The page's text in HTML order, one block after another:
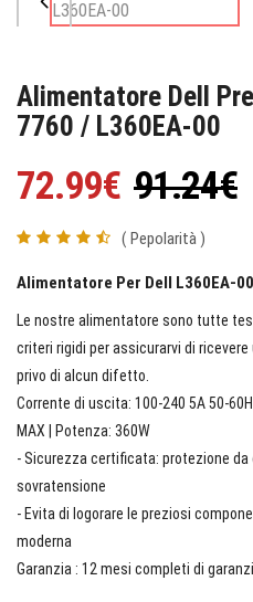
Alimentatore Dell
7760 / L360EA-00
72.99€ 91.24€
( Pepolarità )
Alimentatore Per Dell L360EA-00
Le nostre alimentatore sono tutte
criteri rigidi per assicurarvi di
privo di alcun difetto.
Corrente di uscita: 100-240 5A 50-
MAX | Potenza: 360W
- Sicurezza certificata: protezione
sovratensione
- Evita di logorare le preziosi
moderna
Garanzia : 12 mesi completi di